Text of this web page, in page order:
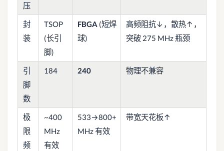
压
封
装
TSOP
(长引
脚)
FBGA (短焊
球)
高频阻抗↓，散热↑，
突破 275 MHz 瓶颈
引
脚
数
184 240 物理不兼容
极
限
频
~400
MHz
有效
533→800+
MHz 有效
带宽天花板↑